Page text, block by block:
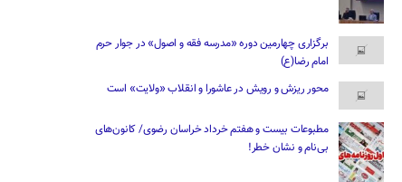
برگزاری چهارمین دوره «مدرسه فقه و اصول» در جوار حرم
امام رضا(ع)
محور ریزش و رویش در عاشورا و انقلاب «ولایت» است
مطبوعات بیست و هفتم خرداد خراسان رضوی/ کانون‌های
بی‌نام و نشان خطر!